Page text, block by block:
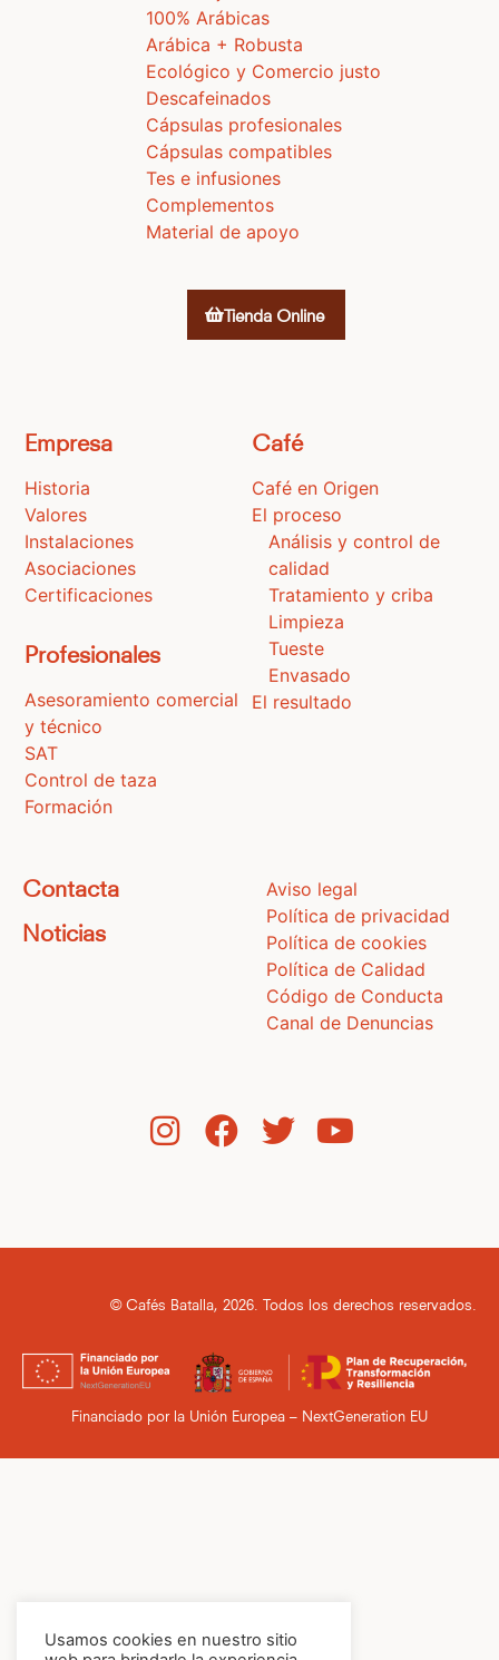
100% Arábicas
Arábica + Robusta
Ecológico y Comercio justo
Descafeinados
Cápsulas profesionales
Cápsulas compatibles
Tes e infusiones
Complementos
Material de apoyo
Tienda Online
Empresa
Historia
Valores
Instalaciones
Asociaciones
Certificaciones
Profesionales
Asesoramiento comercial
y técnico
SAT
Control de taza
Formación
Café
Café en Origen
El proceso
Análisis y control de
calidad
Tratamiento y criba
Limpieza
Tueste
Envasado
El resultado
Contacta
Noticias
Aviso legal
Política de privacidad
Política de cookies
Política de Calidad
Código de Conducta
Canal de Denuncias
© Cafés Batalla, 2026. Todos los derechos reservados.
Financiado por la Unión Europea – NextGeneration EU
Usamos cookies en nuestro sitio